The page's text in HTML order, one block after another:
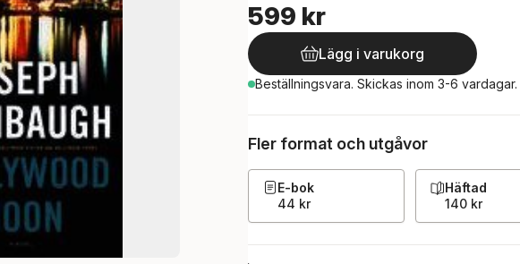
599 kr
Lägg i varukorg
Beställningsvara. Skickas inom 3-6 vardagar.
Fler format och utgåvor
E-bok
44 kr
Häftad
140 kr